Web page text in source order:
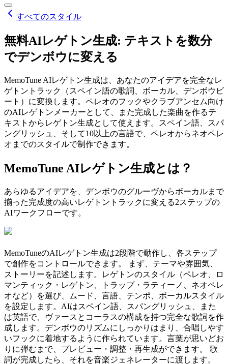
すべてのスタイル
無料AIレゲトン生成: テキストを数分
でデンボウに変える
MemoTune AIレゲトン生成は、あなたのアイデアを完全なレ
ゲトントラック（スペイン語の歌詞、ボーカル、デンボウビ
ート）に変換します。ペレオのフックやクラブアンセム向け
のAIレゲトンメーカーとして、また完成した楽曲を作るテ
キストからレゲトン生成として使えます。スペイン語、スパ
ングリッシュ、そして10以上の言語で、ペレオからネオペレ
オまでのスタイルで制作できます。
MemoTune AIレゲトン生成とは？
あらゆるアイデアを、デンボウのグルーヴからボーカルまで
揃った完成度の高いレゲトントラックに変える2ステップの
AIワークフローです。
MemoTuneのAIレゲトン生成は2段階で動作し、各ステップ
で創作をコントロールできます。 まず、テーマや雰囲気、
ストーリーを記述します。レゲトンのスタイル（ペレオ、ロ
マンティック・レゲトン、トラップ・ラティーノ、ネオペレ
オなど）を選び、ムード、言語、テンポ、ボーカルスタイル
を設定します。AIはスペイン語、スパングリッシュ、また
は英語で、ヴァースとコーラスの構成を持つ完全な歌詞を作
成します。デンボウのリズムにしっかりはまり、合唱しやす
いフックに着地するように作られています。言葉が思いどお
りに弾むまで、プレビュー・調整・再生成ができます。 歌
詞が完成したら、それを音楽ジェネレーターに渡します。